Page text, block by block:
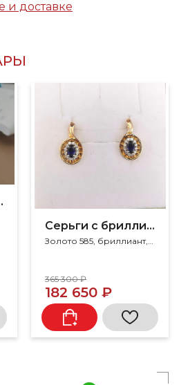
и доставке
Серьги с бриллиантами
365 300 ₽
182 650 ₽